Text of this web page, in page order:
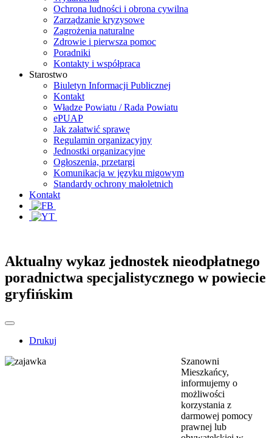
Ochrona ludności i obrona cywilna
Zarządzanie kryzysowe
Zagrożenia naturalne
Zdrowie i pierwsza pomoc
Poradniki
Kontakty i współpraca
Starostwo
Biuletyn Informacji Publicznej
Kontakt
Władze Powiatu / Rada Powiatu
ePUAP
Jak załatwić sprawę
Regulamin organizacyjny
Jednostki organizacyjne
Ogłoszenia, przetargi
Komunikacja w języku migowym
Standardy ochrony małoletnich
Kontakt
Aktualny wykaz jednostek nieodpłatnego
poradnictwa specjalistycznego w powiecie
gryfińskim
Drukuj
Szanowni
Mieszkańcy,
informujemy o
możliwości
korzystania z
darmowej pomocy
prawnej lub